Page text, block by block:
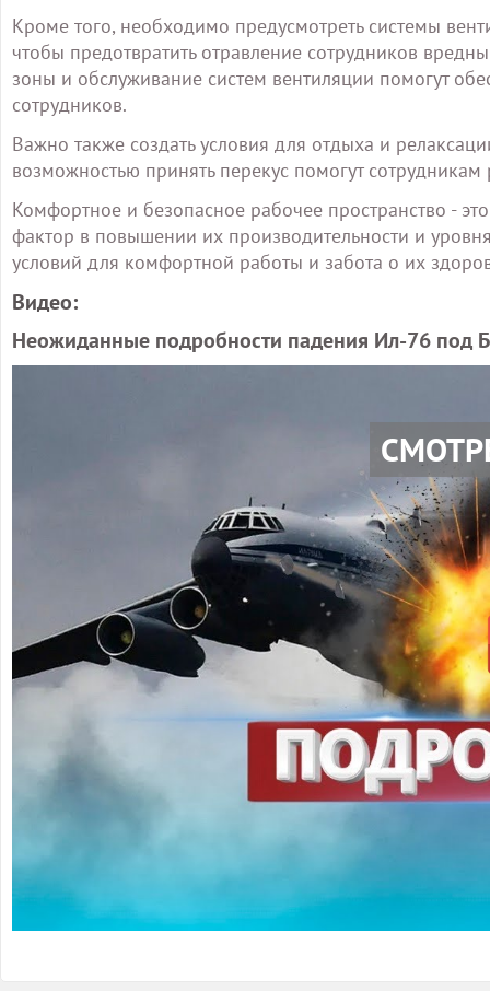
Кроме того, необходимо предусмотреть системы
чтобы предотвратить отравление сотрудников
зоны и обслуживание систем вентиляции помогут
сотрудников.
Важно также создать условия для отдыха и
возможностью принять перекус помогут
Комфортное и безопасное рабочее пространство -
фактор в повышении их производительности и
условий для комфортной работы и забота о их
Видео:
Неожиданные подробности падения Ил-76 под